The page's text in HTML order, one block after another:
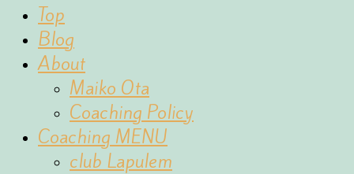
Top
Blog
About
Maiko Ota
Coaching Policy
Coaching MENU
club Lapulem